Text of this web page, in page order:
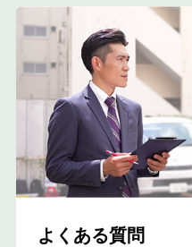
よくある質問